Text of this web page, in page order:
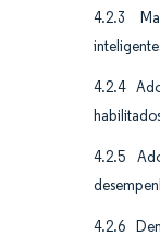
4.2.3
4.2.4
4.2.5
4.2.6